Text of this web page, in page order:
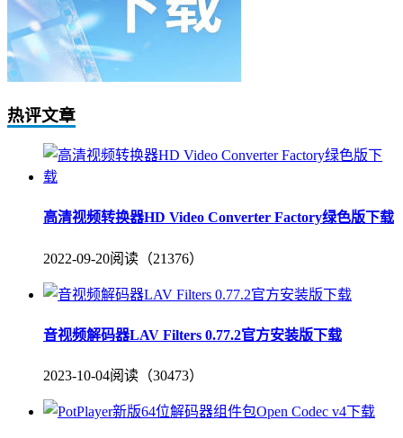
热评文章
高清视频转换器HD Video Converter Factory绿色版下载
2022-09-20阅读（21376）
音视频解码器LAV Filters 0.77.2官方安装版下载
2023-10-04阅读（30473）